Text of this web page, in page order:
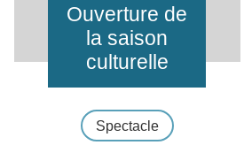
Ouverture de
la saison
culturelle
Spectacle